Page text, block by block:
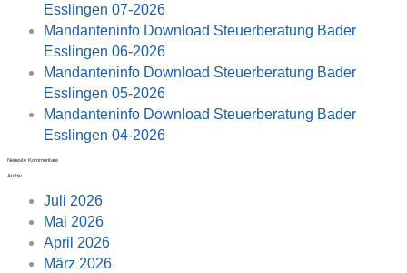
Esslingen 07-2026
Mandanteninfo Download Steuerberatung Bader
Esslingen 06-2026
Mandanteninfo Download Steuerberatung Bader
Esslingen 05-2026
Mandanteninfo Download Steuerberatung Bader
Esslingen 04-2026
Neueste Kommentare
Archiv
Juli 2026
Mai 2026
April 2026
März 2026